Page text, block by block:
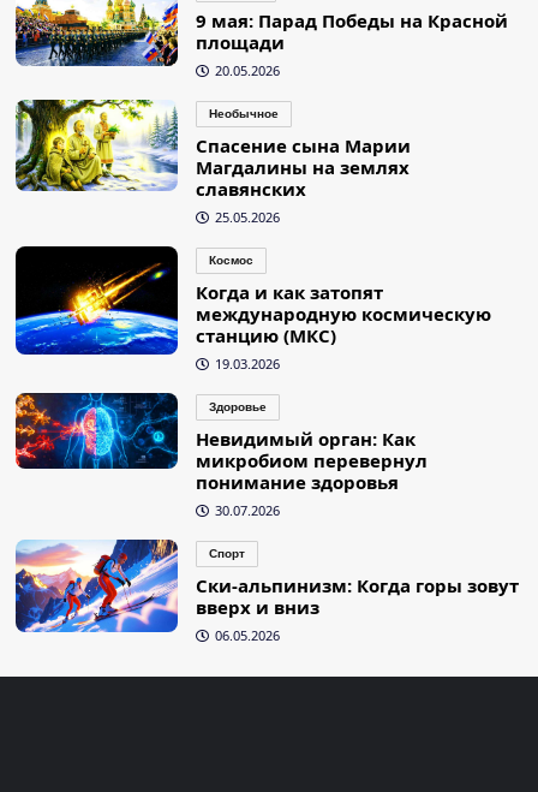
9 мая: Парад Победы на Красной
площади
20.05.2026
Необычное
Спасение сына Марии
Магдалины на землях
славянских
25.05.2026
Космос
Когда и как затопят
международную космическую
станцию (МКС)
19.03.2026
Здоровье
Невидимый орган: Как
микробиом перевернул
понимание здоровья
30.07.2026
Спорт
Ски-альпинизм: Когда горы зовут
вверх и вниз
06.05.2026